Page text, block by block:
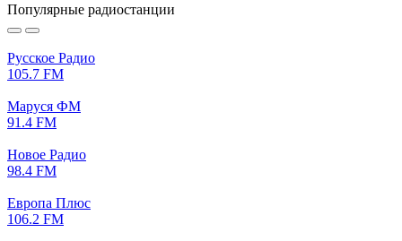
Популярные радиостанции
Русское Радио
105.7 FM
Маруся ФМ
91.4 FM
Новое Радио
98.4 FM
Европа Плюс
106.2 FM